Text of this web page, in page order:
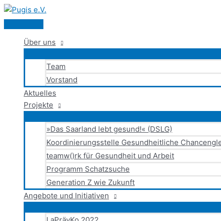
Zum
Inhalt
springen
Über uns
Team
Vorstand
Aktuelles
Projekte
»Das Saarland lebt gesund!« (DSLG)
Koordinierungsstelle Gesundheitliche
teamw()rk für Gesundheit und Arbeit
Programm Schatzsuche
Generation Z wie Zukunft
Angebote und Initiativen